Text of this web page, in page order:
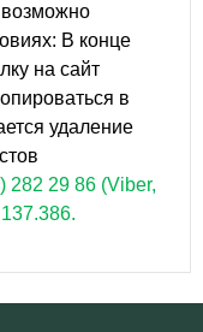
В конце
на сайт
в
удаление
282 29 86 (Viber,